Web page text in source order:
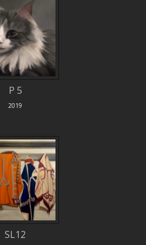
P 5
2019
SL12